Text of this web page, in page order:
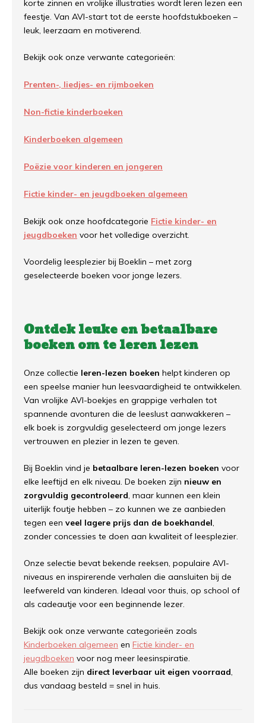
korte zinnen en vrolijke illustraties wordt leren lezen een
feestje. Van AVI-start tot de eerste hoofdstukboeken –
leuk, leerzaam en motiverend.
Bekijk ook onze verwante categorieën:
Prenten-, liedjes- en rijmboeken
Non-fictie kinderboeken
Kinderboeken algemeen
Poëzie voor kinderen en jongeren
Fictie kinder- en jeugdboeken algemeen
Bekijk ook onze hoofdcategorie Fictie kinder- en
jeugdboeken voor het volledige overzicht.
Voordelig leesplezier bij Boeklin – met zorg
geselecteerde boeken voor jonge lezers.
Ontdek leuke en betaalbare
boeken om te leren lezen
Onze collectie leren-lezen boeken helpt kinderen op
een speelse manier hun leesvaardigheid te ontwikkelen.
Van vrolijke AVI-boekjes en grappige verhalen tot
spannende avonturen die de leeslust aanwakkeren –
elk boek is zorgvuldig geselecteerd om jonge lezers
vertrouwen en plezier in lezen te geven.
Bij Boeklin vind je betaalbare leren-lezen boeken voor
elke leeftijd en elk niveau. De boeken zijn nieuw en
zorgvuldig gecontroleerd, maar kunnen een klein
uiterlijk foutje hebben – zo kunnen we ze aanbieden
tegen een veel lagere prijs dan de boekhandel,
zonder concessies te doen aan kwaliteit of leesplezier.
Onze selectie bevat bekende reeksen, populaire AVI-
niveaus en inspirerende verhalen die aansluiten bij de
leefwereld van kinderen. Ideaal voor thuis, op school of
als cadeautje voor een beginnende lezer.
Bekijk ook onze verwante categorieën zoals
Kinderboeken algemeen en Fictie kinder- en
jeugdboeken voor nog meer leesinspiratie.
Alle boeken zijn direct leverbaar uit eigen voorraad,
dus vandaag besteld = snel in huis.